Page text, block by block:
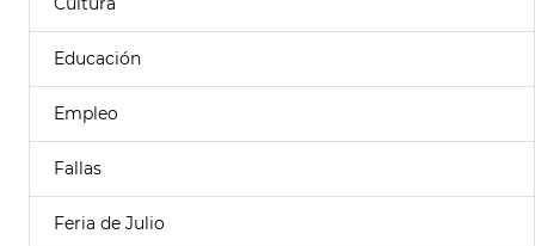
Educación
Empleo
Fallas
Feria de Julio